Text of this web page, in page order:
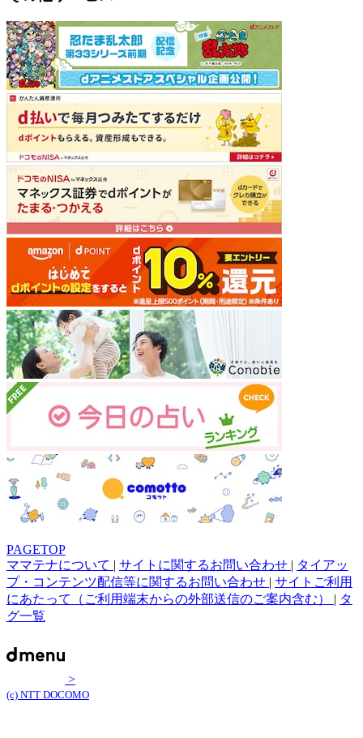
PAGETOP
ママテナについて | サイトに関するお問い合わせ | タイアッ
プ・コンテンツ配信等に関するお問い合わせ | サイトご利用
にあたって（ご利用端末からの外部送信のご案内含む） | タ
グ一覧
>
(c) NTT DOCOMO